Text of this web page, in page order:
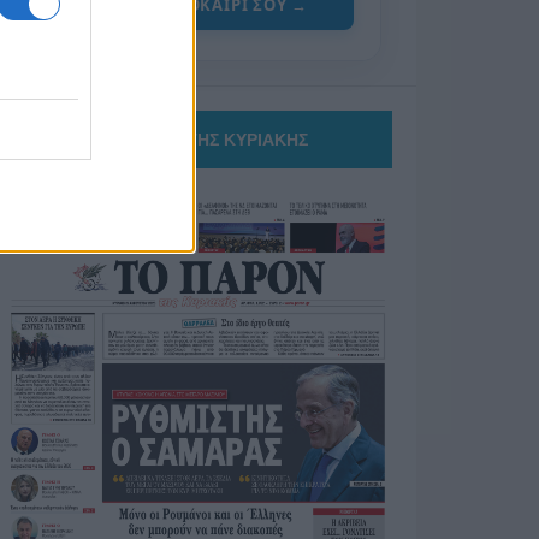
ΓΙΑ ΤΟ ΚΑΛΟΚΑΙΡΙ ΣΟΥ →
ΤΟ ΠΑΡΟΝ ΤΗΣ ΚΥΡΙΑΚΗΣ